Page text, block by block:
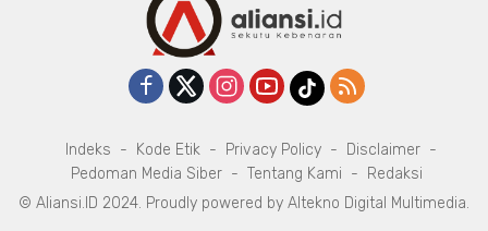
Indeks Kode Etik Privacy Policy
Disclaimer
Pedoman Media Siber
Tentang Kami
Redaksi
© Aliansi.ID 2024. Proudly powered by Altekno Digital Multimedia.